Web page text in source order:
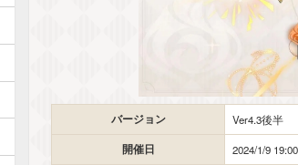
バージョン Ver4.3後半
開催日 2024/1/9 19:00